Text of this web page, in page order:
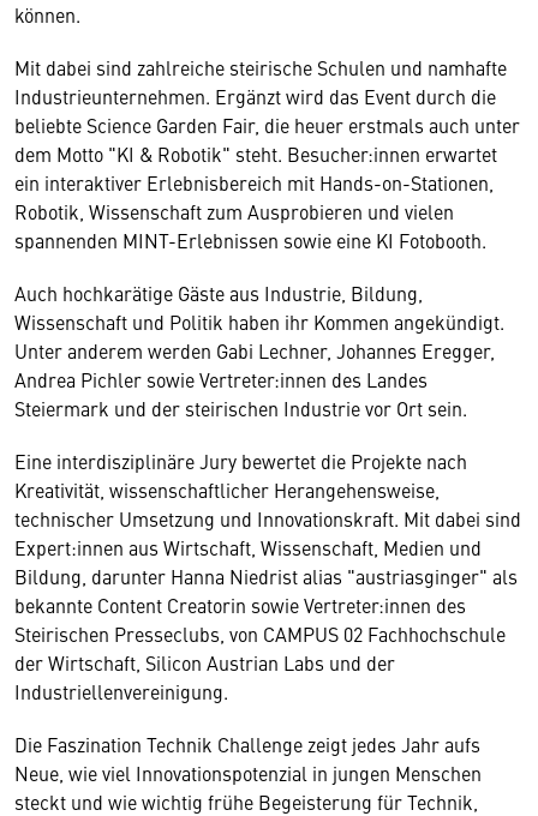
können.
Mit dabei sind zahlreiche steirische Schulen und namhafte
Industrieunternehmen. Ergänzt wird das Event durch die
beliebte Science Garden Fair, die heuer erstmals auch unter
dem Motto "KI & Robotik" steht. Besucher:innen erwartet
ein interaktiver Erlebnisbereich mit Hands-on-Stationen,
Robotik, Wissenschaft zum Ausprobieren und vielen
spannenden MINT-Erlebnissen sowie eine KI Fotobooth.
Auch hochkarätige Gäste aus Industrie, Bildung,
Wissenschaft und Politik haben ihr Kommen angekündigt.
Unter anderem werden Gabi Lechner, Johannes Eregger,
Andrea Pichler sowie Vertreter:innen des Landes
Steiermark und der steirischen Industrie vor Ort sein.
Eine interdisziplinäre Jury bewertet die Projekte nach
Kreativität, wissenschaftlicher Herangehensweise,
technischer Umsetzung und Innovationskraft. Mit dabei sind
Expert:innen aus Wirtschaft, Wissenschaft, Medien und
Bildung, darunter Hanna Niedrist alias "austriasginger" als
bekannte Content Creatorin sowie Vertreter:innen des
Steirischen Presseclubs, von CAMPUS 02 Fachhochschule
der Wirtschaft, Silicon Austrian Labs und der
Industriellenvereinigung.
Die Faszination Technik Challenge zeigt jedes Jahr aufs
Neue, wie viel Innovationspotenzial in jungen Menschen
steckt und wie wichtig frühe Begeisterung für Technik,